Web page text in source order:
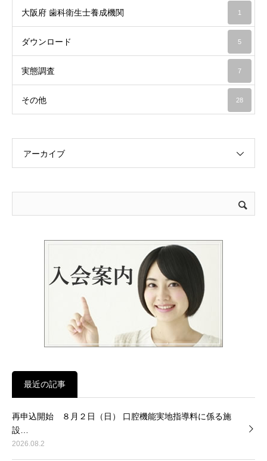
大阪府 歯科衛生士養成機関 1
ダウンロード 5
実態調査 7
その他 28
アーカイブ
最近の記事
再申込開始 ８月２日（日） 口腔機能実地指導料に係る施
設…
2026.08.2